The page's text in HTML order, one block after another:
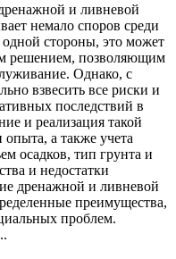
и ливневой
немало споров среди
стороны, это может
решением, позволяющим
Однако, с
взвесить все риски и
последствий в
и реализация такой
а также учета
осадков, тип грунта и
и недостатки
дренажной и ливневой
преимущества,
проблем.